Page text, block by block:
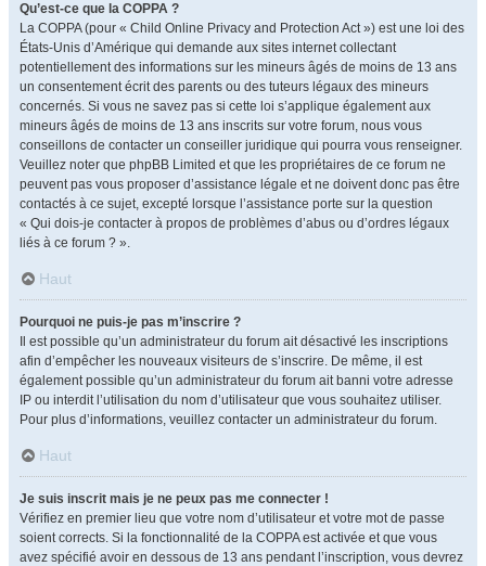
Qu’est-ce que la COPPA ?
La COPPA (pour « Child Online Privacy and Protection Act ») est une loi des
États-Unis d’Amérique qui demande aux sites internet collectant
potentiellement des informations sur les mineurs âgés de moins de 13 ans
un consentement écrit des parents ou des tuteurs légaux des mineurs
concernés. Si vous ne savez pas si cette loi s’applique également aux
mineurs âgés de moins de 13 ans inscrits sur votre forum, nous vous
conseillons de contacter un conseiller juridique qui pourra vous renseigner.
Veuillez noter que phpBB Limited et que les propriétaires de ce forum ne
peuvent pas vous proposer d’assistance légale et ne doivent donc pas être
contactés à ce sujet, excepté lorsque l’assistance porte sur la question
« Qui dois-je contacter à propos de problèmes d’abus ou d’ordres légaux
liés à ce forum ? ».
Haut
Pourquoi ne puis-je pas m’inscrire ?
Il est possible qu’un administrateur du forum ait désactivé les inscriptions
afin d’empêcher les nouveaux visiteurs de s’inscrire. De même, il est
également possible qu’un administrateur du forum ait banni votre adresse
IP ou interdit l’utilisation du nom d’utilisateur que vous souhaitez utiliser.
Pour plus d’informations, veuillez contacter un administrateur du forum.
Haut
Je suis inscrit mais je ne peux pas me connecter !
Vérifiez en premier lieu que votre nom d’utilisateur et votre mot de passe
soient corrects. Si la fonctionnalité de la COPPA est activée et que vous
avez spécifié avoir en dessous de 13 ans pendant l’inscription, vous devrez